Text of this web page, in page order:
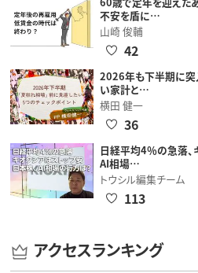
不安を盾に…
山崎 俊輔
42
2026年も下半期に突
い家計と…
横田 健一
36
日経平均4％の急落、
AI相場…
トウシル編集チーム
113
アクセスランキング